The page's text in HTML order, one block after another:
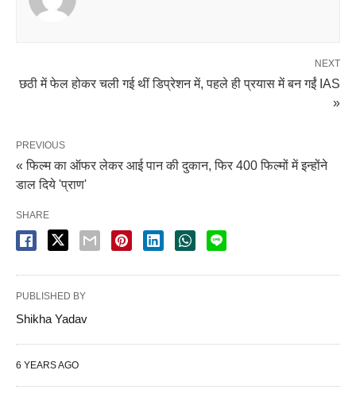
NEXT
छठी में फेल होकर चली गई थीं डिप्रेशन में, पहले ही प्रयास में बन गईं IAS
»
PREVIOUS
« फिल्म का ऑफर लेकर आई पान की दुकान, फिर 400 फिल्मों में इन्होंने
डाल दिये 'प्राण'
SHARE
PUBLISHED BY
Shikha Yadav
6 YEARS AGO